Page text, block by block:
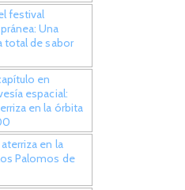
festival
Una
total de sabor
en
espacial:
en la órbita
en la
Palomos de